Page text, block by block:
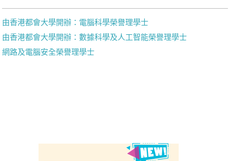
由香港都會大學開辦：電腦科學榮譽理學士
由香港都會大學開辦：數據科學及人工智能榮譽理學士
網路及電腦安全榮譽理學士